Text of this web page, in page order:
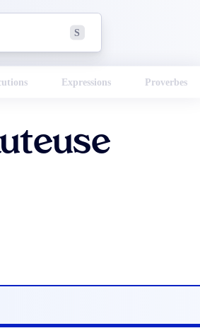
S
Expressions Proverbes